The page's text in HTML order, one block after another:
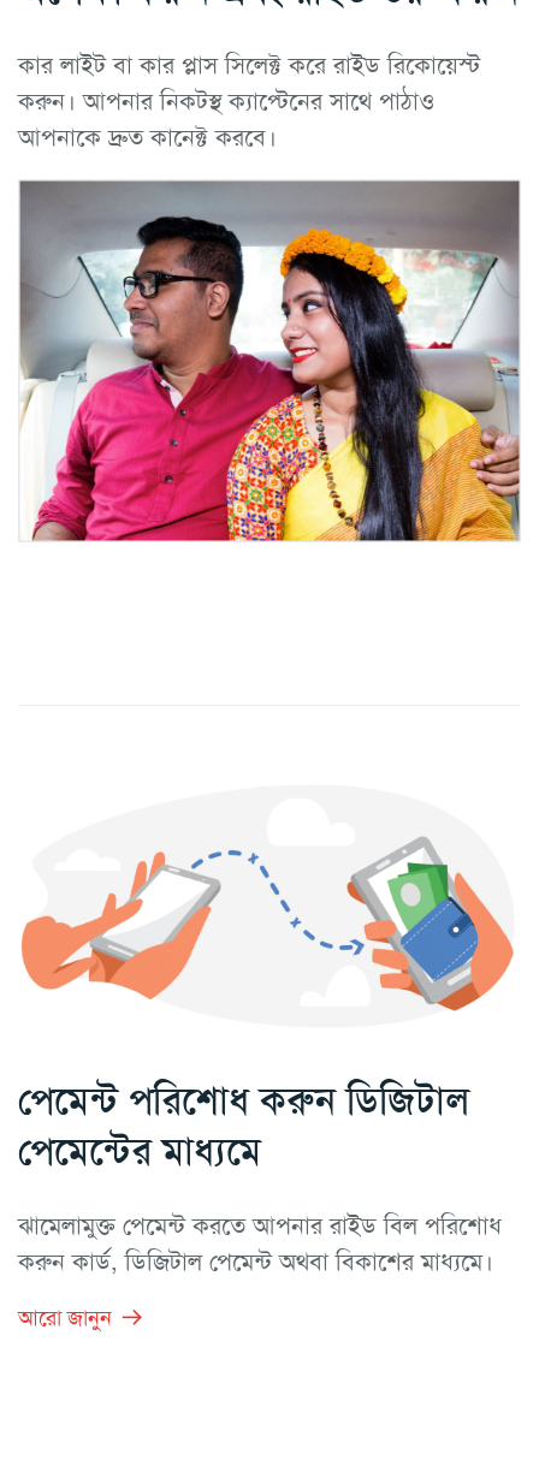
কার লাইট বা কার প্লাস সিলেক্ট করে রাইড রিকোয়েস্ট
করুন। আপনার নিকটস্থ ক্যাপ্টেনের সাথে পাঠাও
আপনাকে দ্রুত কানেক্ট করবে।
পেমেন্ট পরিশোধ করুন ডিজিটাল
পেমেন্টের মাধ্যমে
ঝামেলামুক্ত পেমেন্ট করতে আপনার রাইড বিল পরিশোধ
করুন কার্ড, ডিজিটাল পেমেন্ট অথবা বিকাশের মাধ্যমে।
আরো জানুন